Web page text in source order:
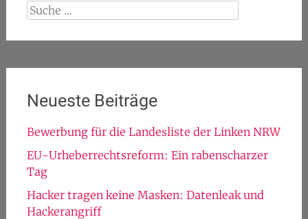
Suche
nach:
Neueste Beiträge
Bewerbung für die Landesliste der Linken NRW
EU-Urheberrechtsreform: Ein rabenscharzer
Tag
Hacker tragen keine Masken: Datenleak und
Hackerangriff